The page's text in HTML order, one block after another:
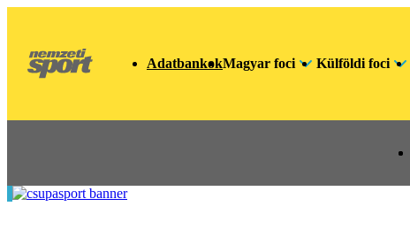
AdatbankokMagyar foci Külföldi foci